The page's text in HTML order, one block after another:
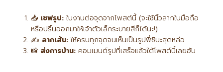
📥 เซฟรูป:ใบงานต่อจุดจากโพสต์นี้ (จะใช้นิ้วลากในมือถือ
หรือปริ้นออกมาให้เจ้าตัวเล็กระบายสีก็ได้นะ!)
✍️ ลากเส้น:ให้ครบทุกจุดจนเห็นเป็นรูปพี่ชิบะสุดหล่อ
📸 ส่งการบ้าน: คอมเมนต์รูปที่เสร็จแล้วใต้โพสต์นี้เลยฮับ